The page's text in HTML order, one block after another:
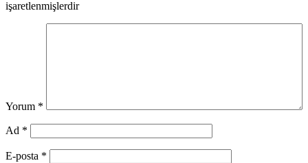
işaretlenmişlerdir
Yorum *
Ad *
E-posta *